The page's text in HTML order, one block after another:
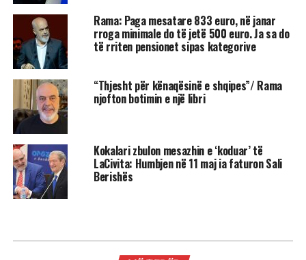
Rama: Paga mesatare 833 euro, në janar
rroga minimale do të jetë 500 euro. Ja sa do
të rriten pensionet sipas kategorive
“Thjesht për kënaqësinë e shqipes”/ Rama
njofton botimin e një libri
Kokalari zbulon mesazhin e ‘koduar’ të
LaCivita: Humbjen në 11 maj ia faturon Sali
Berishës